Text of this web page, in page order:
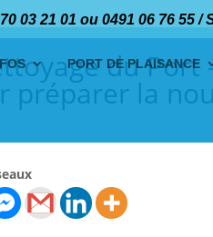
03 21 01 ou 0491 06 76 55 /
PORT DE PLAISANCE
du Port
préparer la